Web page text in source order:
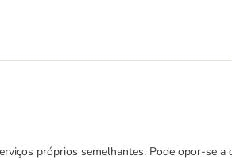
próprios semelhantes. Pode opor-se